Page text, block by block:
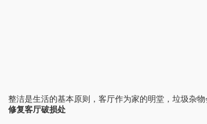
整洁是生活的基本原则，客厅作为家的明堂，垃圾杂
修复客厅破损处